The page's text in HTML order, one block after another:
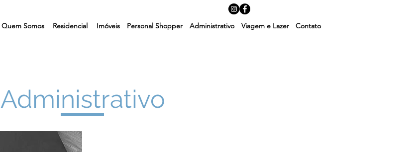
Quem Somos Administrativo
Personal Shopper
Imóveis
Residencial Viagem e Lazer Contato
Administrativo